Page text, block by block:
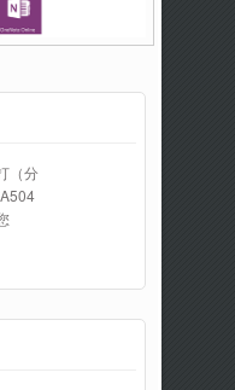
（分